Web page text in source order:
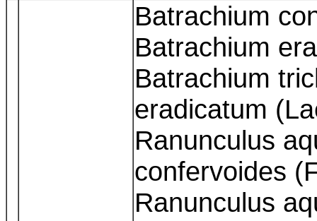
Batrachium
Batrachium
Batrachium
eradicatum
Ranunculus
confervoides
Ranunculus